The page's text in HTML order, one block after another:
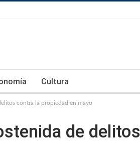
Cultura
contra la propiedad en mayo
de delitos